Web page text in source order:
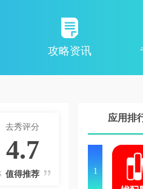
攻略资讯
去秀评分
4.7
值得推荐
应用排
1